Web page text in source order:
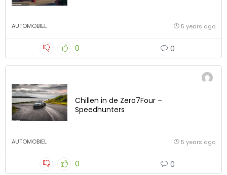
AUTOMOBIEL 5 years ago
0 0
Chillen in de Zero7Four –
Speedhunters
AUTOMOBIEL 5 years ago
0 0